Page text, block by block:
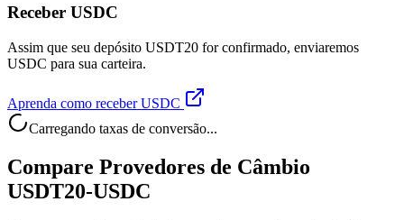
Receber USDC
Assim que seu depósito USDT20 for confirmado, enviaremos
USDC para sua carteira.
Aprenda como receber USDC
Carregando taxas de conversão...
Compare Provedores de Câmbio
USDT20-USDC